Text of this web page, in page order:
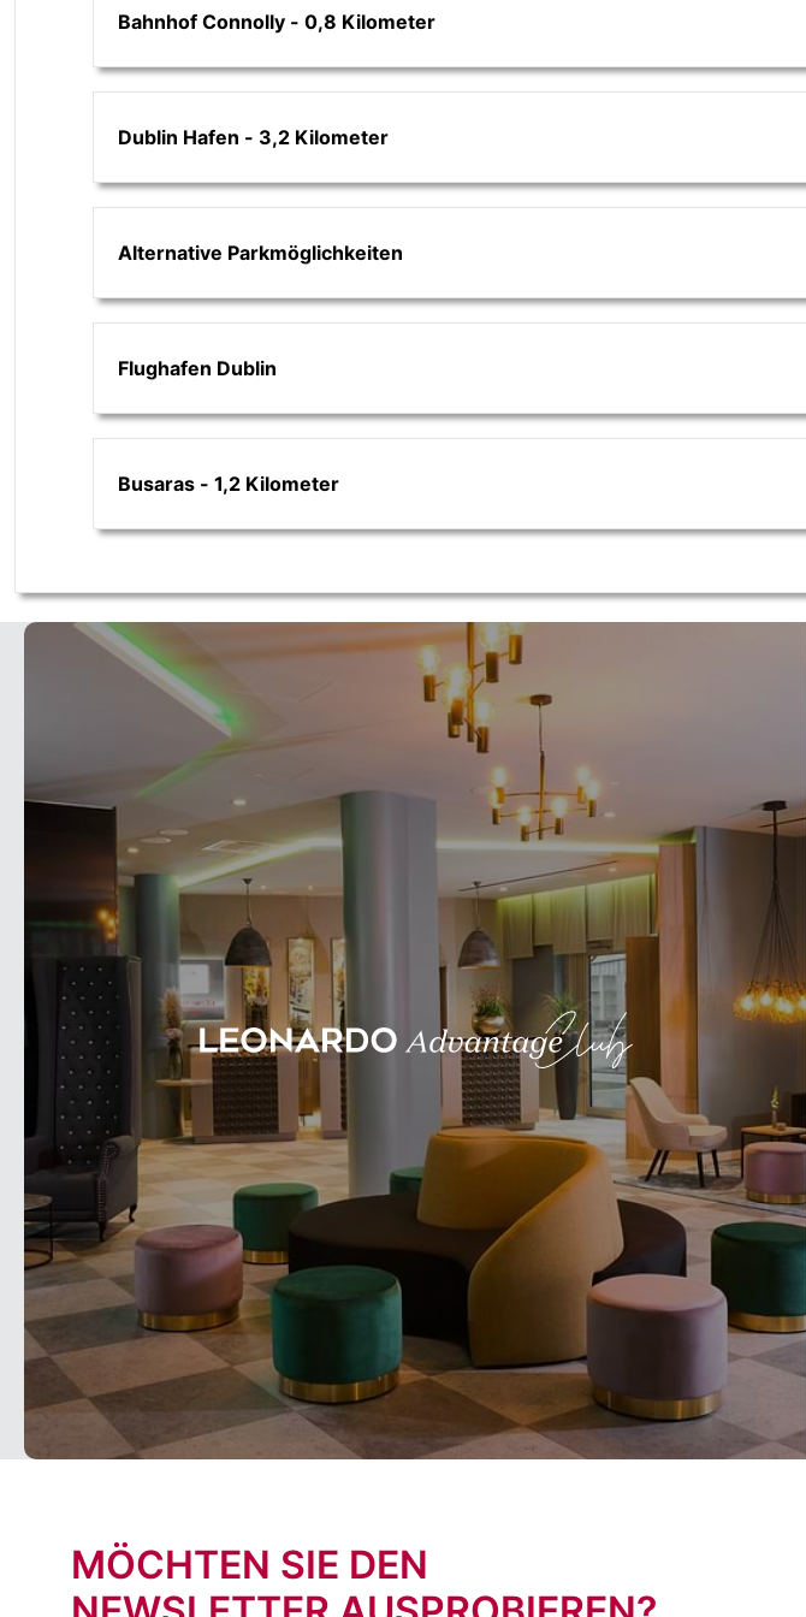
Bahnhof Connolly - 0,8 Kilometer
Dublin Hafen - 3,2 Kilometer
Alternative Parkmöglichkeiten
Flughafen Dublin
Busaras - 1,2 Kilometer
MÖCHTEN SIE DEN